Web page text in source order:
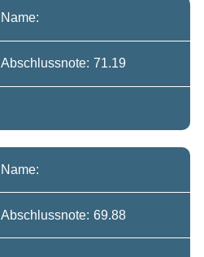
Name:
Abschlussnote: 71.19
Name:
Abschlussnote: 69.88